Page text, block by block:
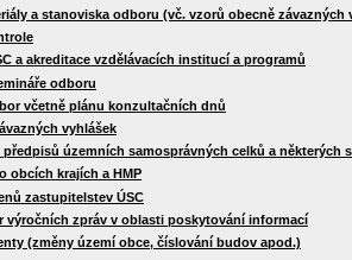
a stanoviska odboru (vč. vzorů obecně závazných
a akreditace vzdělávacích institucí a programů
odboru
včetně plánu konzultačních dnů
vyhlášek
předpisů územních samosprávných celků a některých
obcích krajích a HMP
zastupitelstev ÚSC
výročních zpráv v oblasti poskytování informací
(změny území obce, číslování budov apod.)